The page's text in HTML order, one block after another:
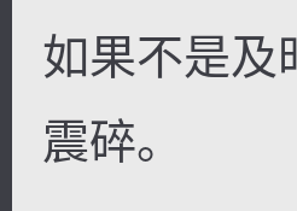
如果不是及
震碎。